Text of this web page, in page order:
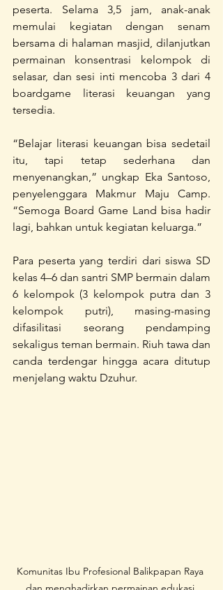
peserta. Selama 3,5 jam, anak-anak
memulai kegiatan dengan senam
bersama di halaman masjid, dilanjutkan
permainan konsentrasi kelompok di
selasar, dan sesi inti mencoba 3 dari 4
boardgame literasi keuangan yang
tersedia.
“Belajar literasi keuangan bisa sedetail
itu, tapi tetap sederhana dan
menyenangkan,” ungkap Eka Santoso,
penyelenggara Makmur Maju Camp.
“Semoga Board Game Land bisa hadir
lagi, bahkan untuk kegiatan keluarga.”
Para peserta yang terdiri dari siswa SD
kelas 4–6 dan santri SMP bermain dalam
6 kelompok (3 kelompok putra dan 3
kelompok putri), masing-masing
difasilitasi seorang pendamping
sekaligus teman bermain. Riuh tawa dan
canda terdengar hingga acara ditutup
menjelang waktu Dzuhur.
Komunitas Ibu Profesional Balikpapan Raya